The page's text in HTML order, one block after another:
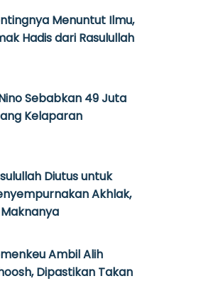
Menuntut Ilmu,
Hadis dari Rasulullah
Sebabkan 49 Juta
Kelaparan
Diutus untuk
Akhlak,
Ambil Alih
Dipastikan Takan